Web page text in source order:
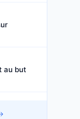
au but
pépite, la